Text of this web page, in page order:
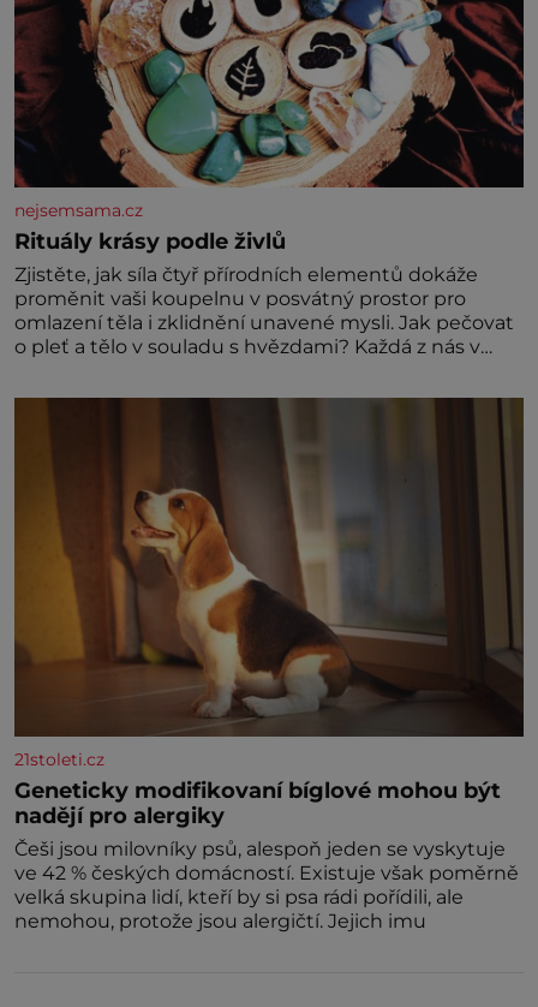
nejsemsama.cz
Rituály krásy podle živlů
Zjistěte, jak síla čtyř přírodních elementů dokáže
proměnit vaši koupelnu v posvátný prostor pro
omlazení těla i zklidnění unavené mysli. Jak pečovat
o pleť a tělo v souladu s hvězdami? Každá z nás v
naší povaze, ale i v potřebách naší pokožky. Ohnivá
znamení Ženy narozené ve znamení Berana, Lva a
Střelce v sobě nesou žár, odvahu a neutuchající elán.
21stoleti.cz
Geneticky modifikovaní bíglové mohou být
nadějí pro alergiky
Češi jsou milovníky psů, alespoň jeden se vyskytuje
ve 42 % českých domácností. Existuje však poměrně
velká skupina lidí, kteří by si psa rádi pořídili, ale
nemohou, protože jsou alergičtí. Jejich imu